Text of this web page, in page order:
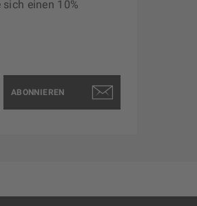
einen 10%
ABONNIEREN